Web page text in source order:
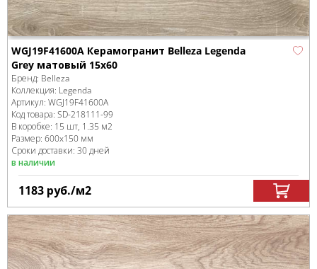
WGJ19F41600A Керамогранит Belleza Legenda
Grey матовый 15x60
Бренд: Belleza
Коллекция: Legenda
Артикул: WGJ19F41600A
Код товара: SD-218111-99
В коробке: 15 шт, 1.35 м2
Размер: 600x150 мм
Сроки доставки: 30 дней
в наличии
1183 руб./м2